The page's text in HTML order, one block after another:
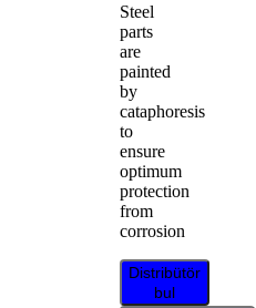
Steel
parts
are
painted
by
cataphoresis
to
ensure
optimum
protection
from
corrosion
Distribütör
bul